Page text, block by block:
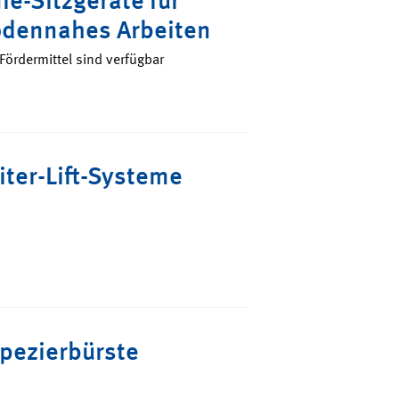
Arbeiten
sind verfügbar
Lift-Systeme